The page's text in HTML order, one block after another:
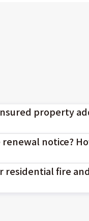
insured property
附應備文件後，至本
renewal notice?
residential fire